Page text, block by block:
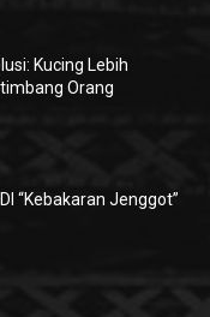
Kucing Lebih
Orang
“Kebakaran Jenggot”